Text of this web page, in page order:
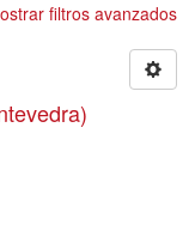
filtros avanzados